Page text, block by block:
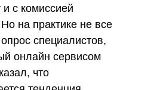
и с комиссией
на практике не все
специалистов,
онлайн сервисом
что